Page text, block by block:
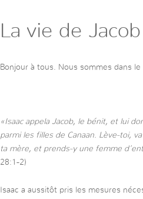
La vie de
Bonjour à tous. Nous sommes dans
«Isaac appela Jacob, le bénit, et lui
parmi les filles de Canaan. Lève-toi,
ta mère, et prends-y une femme
28:1-2)
Isaac a aussitôt pris les mesures